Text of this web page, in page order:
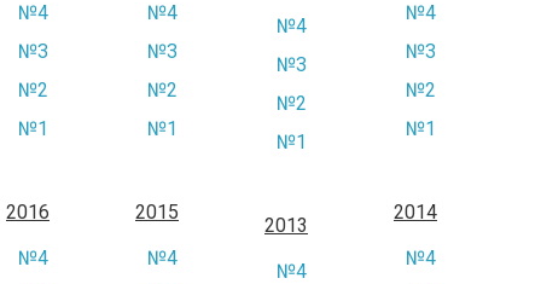
№4
№3
№2
№1
№4
№3
№2
№1
№4
№3
№2
№1
№4
№3
№2
№1
2016
№4
2015
№4
2014
№4
2013
№4